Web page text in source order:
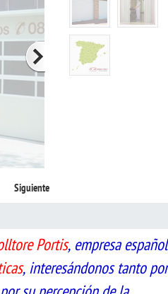
Siguiente
Portis, empresa
, interesándonos tanto por